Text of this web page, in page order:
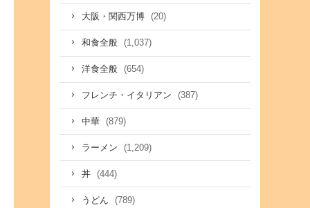
大阪・関西万博 (20)
和食全般 (1,037)
洋食全般 (654)
フレンチ・イタリアン (387)
中華 (879)
ラーメン (1,209)
丼 (444)
うどん (789)